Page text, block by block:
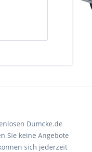
Dumcke.de
Sie keine Angebote
sich jederzeit